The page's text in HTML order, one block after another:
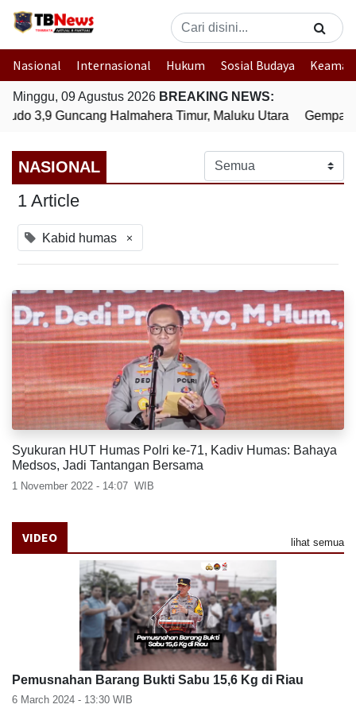
Nasional Internasional Hukum Sosial Budaya
Minggu, 09 Agustus 2026 BREAKING NEWS:
3,9 Guncang Halmahera Timur, Maluku Utara
Gempa
NASIONAL
1 Article
Kabid humas ×
Syukuran HUT Humas Polri ke-71, Kadiv Humas: Bahaya
Medsos, Jadi Tantangan Bersama
1 November 2022 - 14:07 WIB
VIDEO lihat semua
Pemusnahan Barang Bukti Sabu 15,6 Kg di Riau
6 March 2024 - 13:30 WIB